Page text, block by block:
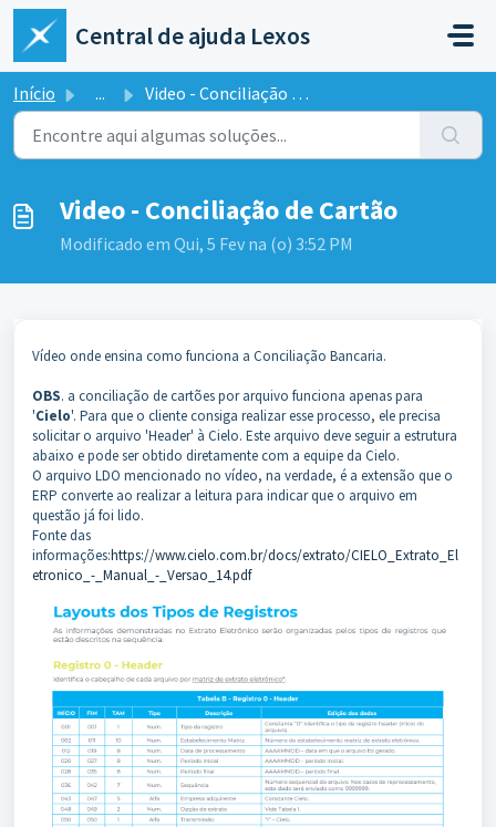
Ir para o conteúdo principal
Central de ajuda Lexos
Início ... Video - Conciliação de Cartão
Video - Conciliação de Cartão
Modificado em Qui, 5 Fev na (o) 3:52 PM
Vídeo onde ensina como funciona a Conciliação Bancaria.
OBS. a conciliação de cartões por arquivo funciona apenas para
'Cielo'. Para que o cliente consiga realizar esse processo, ele precisa
solicitar o arquivo 'Header' à Cielo. Este arquivo deve seguir a estrutura
abaixo e pode ser obtido diretamente com a equipe da Cielo.
O arquivo LDO mencionado no vídeo, na verdade, é a extensão que o
ERP converte ao realizar a leitura para indicar que o arquivo em
questão já foi lido.
Fonte das
informações:https://www.cielo.com.br/docs/extrato/CIELO_Extrato_El
etronico_-_Manual_-_Versao_14.pdf